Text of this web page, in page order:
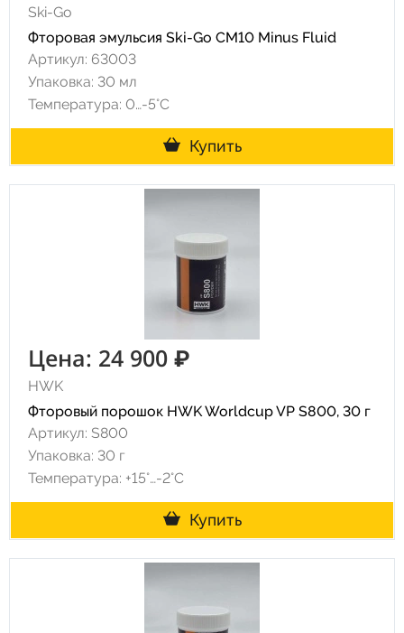
Ski-Go
Фторовая эмульсия Ski-Go CM10 Minus Fluid
Артикул: 63003
Упаковка: 30 мл
Температура: 0…-5°C
Купить
Цена: 24 900 ₽
HWK
Фторовый порошок HWK Worldcup VP S800, 30 г
Артикул: S800
Упаковка: 30 г
Температура: +15°…-2°C
Купить